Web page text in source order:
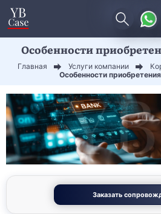
Особенности
Главная Услуги компании
Особенности
Заказать